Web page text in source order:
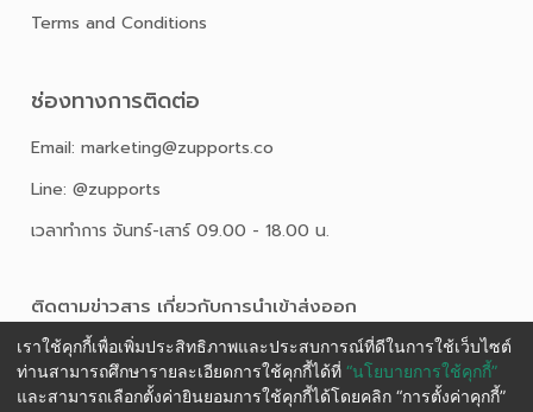
Terms and Conditions
ช่องทางการติดต่อ
Email: marketing@zupports.co
Line: @zupports
เวลาทำการ จันทร์-เสาร์ 09.00 - 18.00 น.
ติดตามข่าวสาร เกี่ยวกับการนําเข้าส่งออก
เราใช้คุกกี้เพื่อเพิ่มประสิทธิภาพและประสบการณ์ที่ดีในการใช้เว็บไซต์
ท่านสามารถศึกษารายละเอียดการใช้คุกกี้ได้ที่ “นโยบายการใช้คุกกี้”
และสามารถเลือกตั้งค่ายินยอมการใช้คุกกี้ได้โดยคลิก “การตั้งค่าคุกกี้”